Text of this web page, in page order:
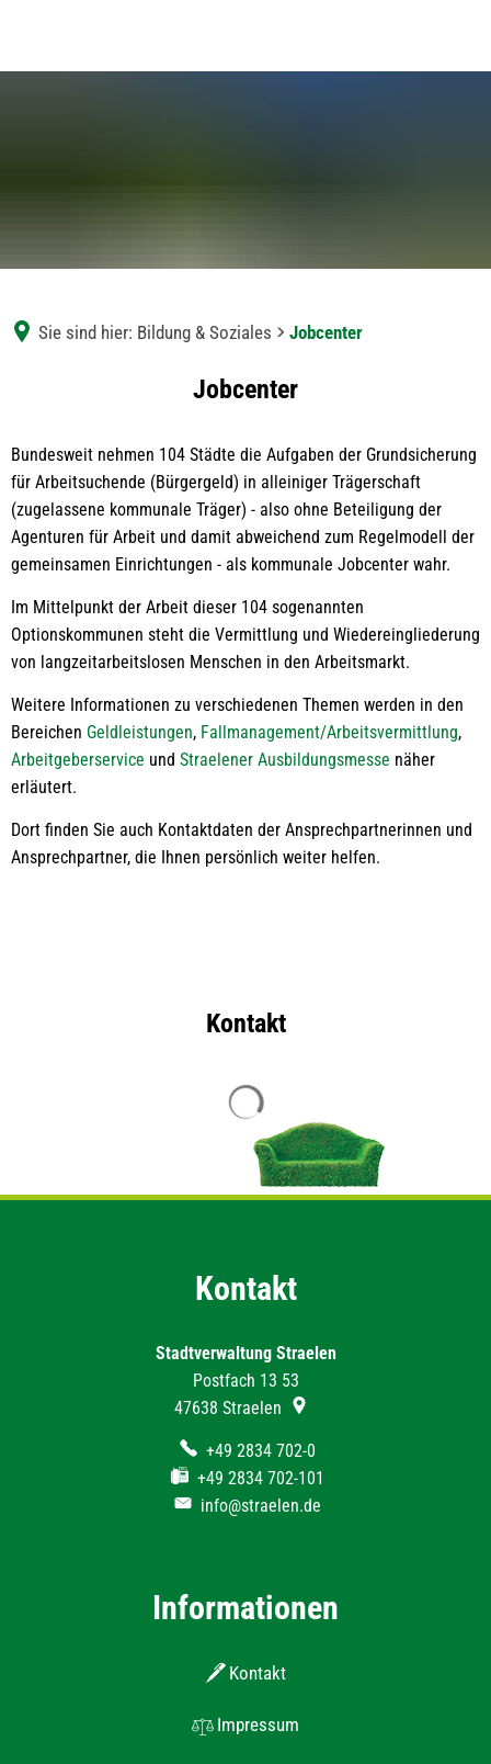
Sie sind hier: Bildung & Soziales Jobcenter
Jobcenter
Bundesweit nehmen 104 Städte die Aufgaben der Grundsicherung
für Arbeitsuchende (Bürgergeld) in alleiniger Trägerschaft
(zugelassene kommunale Träger) - also ohne Beteiligung der
Agenturen für Arbeit und damit abweichend zum Regelmodell der
gemeinsamen Einrichtungen - als kommunale Jobcenter wahr.
Im Mittelpunkt der Arbeit dieser 104 sogenannten
Optionskommunen steht die Vermittlung und Wiedereingliederung
von langzeitarbeitslosen Menschen in den Arbeitsmarkt.
Weitere Informationen zu verschiedenen Themen werden in den
Bereichen Geldleistungen, Fallmanagement/Arbeitsvermittlung,
Arbeitgeberservice und Straelener Ausbildungsmesse näher
erläutert.
Dort finden Sie auch Kontaktdaten der Ansprechpartnerinnen und
Ansprechpartner, die Ihnen persönlich weiter helfen.
Kontakt
Kontakt
Stadtverwaltung Straelen
Postfach 13 53
47638 Straelen
+49 2834 702-0
+49 2834 702-101
info@straelen.de
Informationen
Kontakt
Impressum